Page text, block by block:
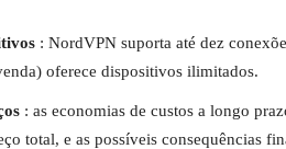
: NordVPN suporta até dez
oferece dispositivos ilimitados.
: as economias de custos a longo
total, e as possíveis consequências